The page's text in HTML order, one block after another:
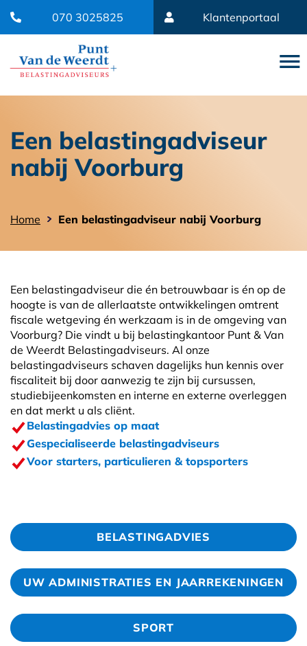
070 3025825 Klantenportaal
Een belastingadviseur
nabij Voorburg
Home Een belastingadviseur nabij Voorburg
Een belastingadviseur die én betrouwbaar is én op de
hoogte is van de allerlaatste ontwikkelingen omtrent
fiscale wetgeving én werkzaam is in de omgeving van
Voorburg? Die vindt u bij belastingkantoor Punt & Van
de Weerdt Belastingadviseurs. Al onze
belastingadviseurs schaven dagelijks hun kennis over
fiscaliteit bij door aanwezig te zijn bij cursussen,
studiebijeenkomsten en interne en externe overleggen
en dat merkt u als cliënt.
Belastingadvies op maat
Gespecialiseerde belastingadviseurs
Voor starters, particulieren & topsporters
BELASTINGADVIES
UW ADMINISTRATIES EN JAARREKENINGEN
SPORT